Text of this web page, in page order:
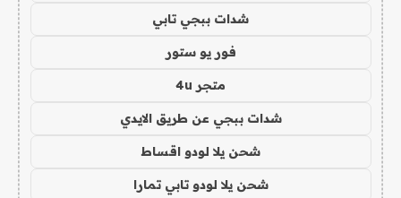
شدات ببجي تابي
فور يو ستور
متجر 4u
شدات ببجي عن طريق الايدي
شحن يلا لودو اقساط
شحن يلا لودو تابي تمارا